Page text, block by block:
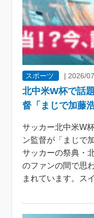
スポーツ | 2026/
北中米W杯で話
督「まじで加藤
サッカー北中米W
ン監督が「まじで
サッカーの祭典・
のファンの間で思
まれています。ス